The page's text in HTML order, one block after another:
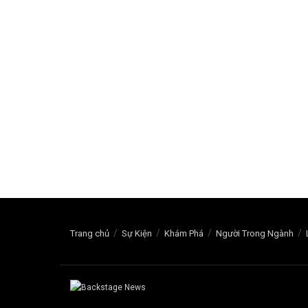
Trang chủ Sự Kiện Khám Phá Người Trong Ngành